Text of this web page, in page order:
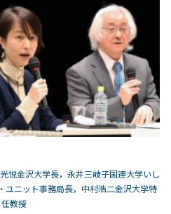
悦金沢大学長，永井三岐子国連大学いし
ユニット事務局長，中村浩二金沢大学特
任教授